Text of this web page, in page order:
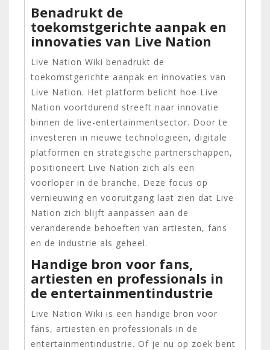
Benadrukt de
toekomstgerichte aanpak en
innovaties van Live Nation
Live Nation Wiki benadrukt de
toekomstgerichte aanpak en innovaties van
Live Nation. Het platform belicht hoe Live
Nation voortdurend streeft naar innovatie
binnen de live-entertainmentsector. Door te
investeren in nieuwe technologieën, digitale
platformen en strategische partnerschappen,
positioneert Live Nation zich als een
voorloper in de branche. Deze focus op
vernieuwing en vooruitgang laat zien dat Live
Nation zich blijft aanpassen aan de
veranderende behoeften van artiesten, fans
en de industrie als geheel.
Handige bron voor fans,
artiesten en professionals in
de entertainmentindustrie
Live Nation Wiki is een handige bron voor
fans, artiesten en professionals in de
entertainmentindustrie. Of je nu op zoek bent